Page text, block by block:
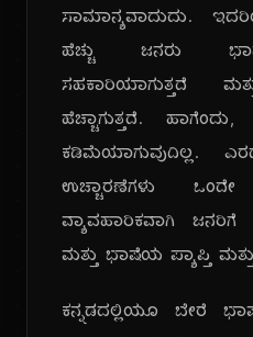
ಸಾಮಾನ್ಯವಾದುದು.
ಹೆಚ್ಚು ಜನರು
ಸಹಕಾರಿಯಾಗುತ್ತದೆ
ಹೆಚ್ಚಾಗುತ್ತದೆ.
ಕಡಿಮೆಯಾಗುವುದಿಲ್ಲ.
ಉಚ್ಚಾರಣೆಗಳು
ವ್ಯಾವಹಾರಿಕವಾಗಿ ಜನರಿಗೆ
ಮತ್ತು ಭಾಷೆಯ ಪ್ಯಾಪ್ತಿ
ಕನ್ನಡದಲ್ಲಿಯೂ ಬೇರೆ